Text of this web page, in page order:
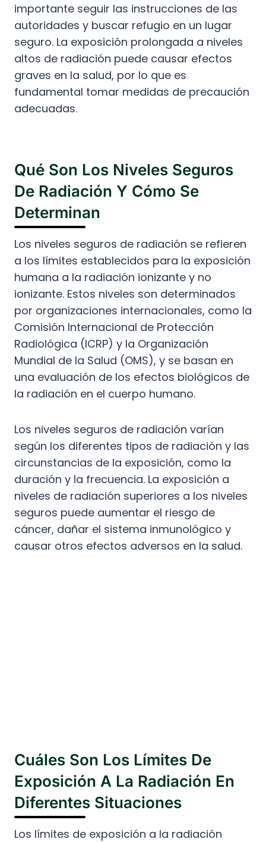
importante seguir las instrucciones de las
autoridades y buscar refugio en un lugar
seguro. La exposición prolongada a niveles
altos de radiación puede causar efectos
graves en la salud, por lo que es
fundamental tomar medidas de precaución
adecuadas.
Qué Son Los Niveles Seguros
De Radiación Y Cómo Se
Determinan
Los niveles seguros de radiación se refieren
a los límites establecidos para la exposición
humana a la radiación ionizante y no
ionizante. Estos niveles son determinados
por organizaciones internacionales, como la
Comisión Internacional de Protección
Radiológica (ICRP) y la Organización
Mundial de la Salud (OMS), y se basan en
una evaluación de los efectos biológicos de
la radiación en el cuerpo humano.
Los niveles seguros de radiación varían
según los diferentes tipos de radiación y las
circunstancias de la exposición, como la
duración y la frecuencia. La exposición a
niveles de radiación superiores a los niveles
seguros puede aumentar el riesgo de
cáncer, dañar el sistema inmunológico y
causar otros efectos adversos en la salud.
Cuáles Son Los Límites De
Exposición A La Radiación En
Diferentes Situaciones
Los límites de exposición a la radiación